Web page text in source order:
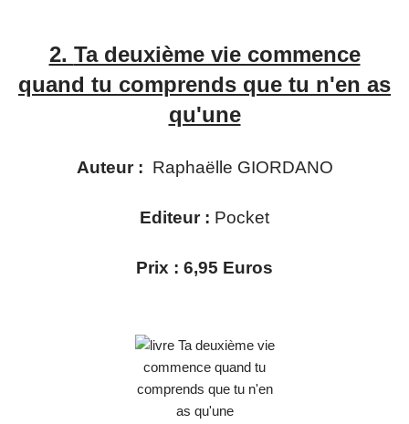
2. Ta deuxième vie commence
quand tu comprends que tu n'en as
qu'une
Auteur : Raphaëlle GIORDANO
Editeur : Pocket
Prix : 6,95 Euros